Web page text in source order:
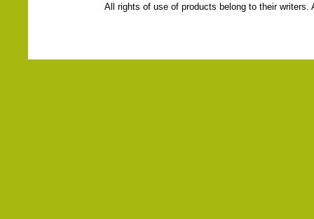
All rights of use of products belong to their